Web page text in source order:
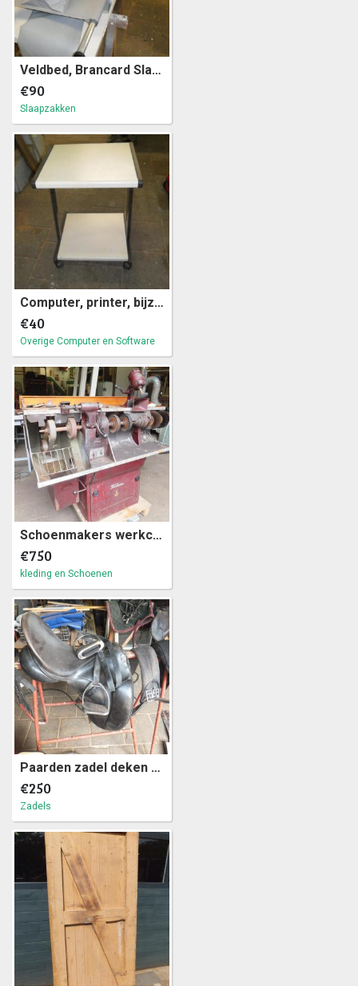
Veldbed, Brancard Slaapzak bed (a9)32
€90
Slaapzakken
Computer, printer, bijzet tafeltje (a21)8
€40
Overige Computer en Software
Schoenmakers werkcentrum, leder bewerking machine (a34)11
€750
kleding en Schoenen
Paarden zadel deken cap beschermers en kopstuk (a36)7
€250
Zadels